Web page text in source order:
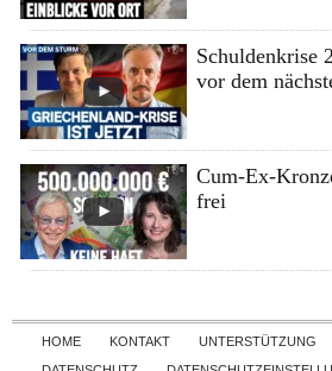
Schuldenkrise
vor dem
Cum-Ex-
frei
Skip to
HOME KONTAKT UNTERSTÜTZUNG